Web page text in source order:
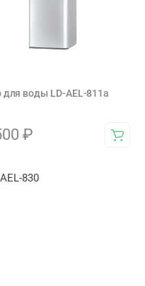
для воды LD-AEL-811a
₽
830